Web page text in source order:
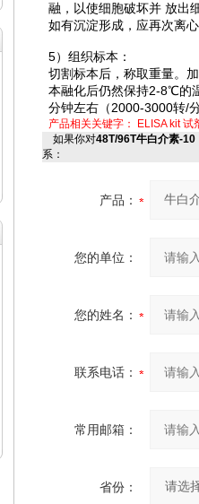
融，以使细胞破坏并 放出
如有沉淀形成，应再次离
5）组织标本：
切割标本后，称取重量。
本融化后仍然保持2-8℃的
分钟左右（2000-3000转/
产品相关关键字： ELISA kit 试
如果你对48T/96T牛白介素-
系：
产品：
您的单位：
您的姓名：
联系电话：
常用邮箱：
省份：